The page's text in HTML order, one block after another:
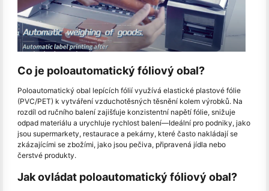
Co je poloautomatický fóliový obal?
Poloautomatický obal lepících fólií využívá elastické plastové fólie
(PVC/PET) k vytváření vzduchotěsných těsnění kolem výrobků. Na
rozdíl od ručního balení zajišťuje konzistentní napětí fólie, snižuje
odpad materiálu a urychluje rychlost balení—Ideální pro podniky, jako
jsou supermarkety, restaurace a pekárny, které často nakládají se
zkázajícími se zbožími, jako jsou pečiva, připravená jídla nebo
čerstvé produkty.
Jak ovládat poloautomatický fóliový obal?